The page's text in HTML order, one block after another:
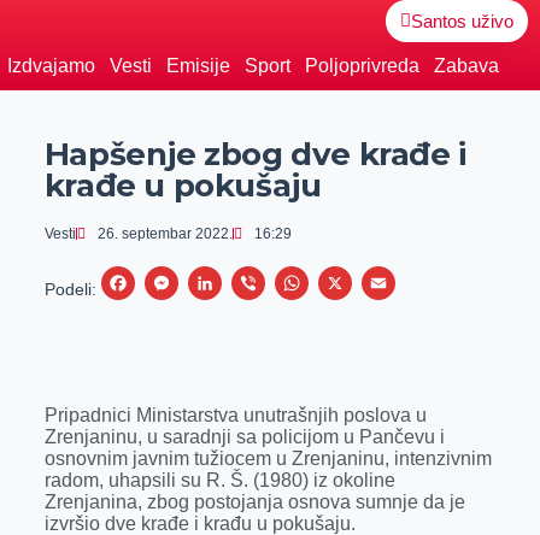
Santos uživo
Izdvajamo Vesti Emisije Sport Poljoprivreda Zabava
Hapšenje zbog dve krađe i
krađe u pokušaju
Vesti 26. septembar 2022. 16:29
Podeli:
F
b
o
o
k
M
e
n
g
e
L
e
d
I
n
V
r
W
s
A
p
p
X
E
l
Pripadnici Ministarstva unutrašnjih poslova u
Zrenjaninu, u saradnji sa policijom u Pančevu i
osnovnim javnim tužiocem u Zrenjaninu, intenzivnim
radom, uhapsili su R. Š. (1980) iz okoline
Zrenjanina, zbog postojanja osnova sumnje da je
izvršio dve krađe i krađu u pokušaju.